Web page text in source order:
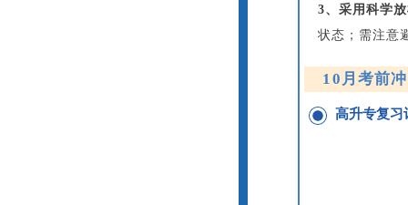
3、采用科学
状态；需注意
10月考前
高升专复习